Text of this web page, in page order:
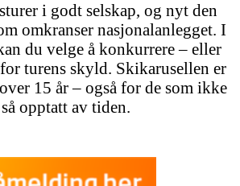
i godt selskap, og nyt den
omkranser nasjonalanlegget. I
du velge å konkurrere – eller
turens skyld. Skikarusellen er
15 år – også for de som ikke
opptatt av tiden.